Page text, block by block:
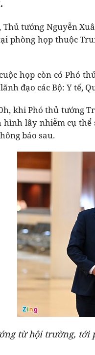
Thủ tướng Nguyễn
phòng họp thuộc
họp còn có Phó
đạo các Bộ: Y tế,
khi Phó thủ tướng
lây nhiễm cụ thể
báo sau.
từ hội trường, tới